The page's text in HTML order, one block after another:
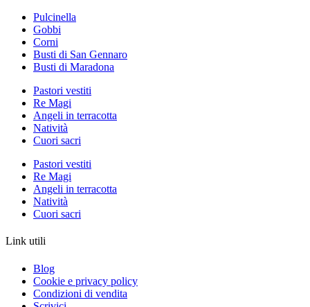
Pulcinella
Gobbi
Corni
Busti di San Gennaro
Busti di Maradona
Pastori vestiti
Re Magi
Angeli in terracotta
Natività
Cuori sacri
Pastori vestiti
Re Magi
Angeli in terracotta
Natività
Cuori sacri
Link utili
Blog
Cookie e privacy policy
Condizioni di vendita